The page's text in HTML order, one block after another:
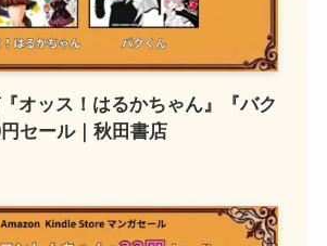
オッス！はるかちゃん』『バク
セール｜秋田書店